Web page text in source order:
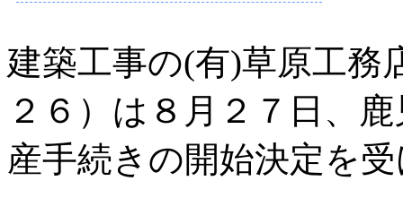
建築工事の(有)草原工務
２６）は８月２７日、
産手続きの開始決定を